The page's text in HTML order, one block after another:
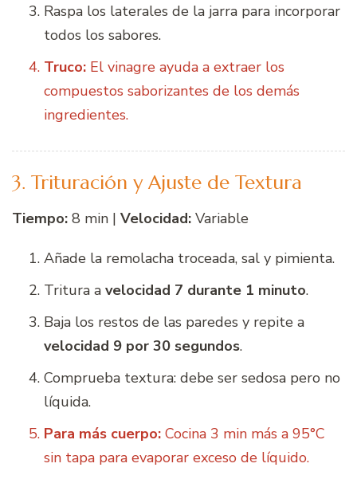
Raspa los laterales de la jarra para incorporar
todos los sabores.
Truco: El vinagre ayuda a extraer los
compuestos saborizantes de los demás
ingredientes.
3. Trituración y Ajuste de Textura
Tiempo: 8 min | Velocidad: Variable
Añade la remolacha troceada, sal y pimienta.
Tritura a velocidad 7 durante 1 minuto.
Baja los restos de las paredes y repite a
velocidad 9 por 30 segundos.
Comprueba textura: debe ser sedosa pero no
líquida.
Para más cuerpo: Cocina 3 min más a 95°C
sin tapa para evaporar exceso de líquido.